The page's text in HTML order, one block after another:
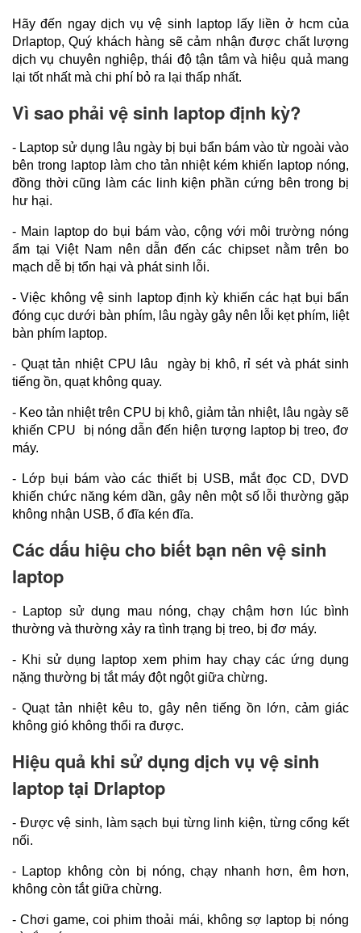
Hãy đến ngay dịch vụ vệ sinh laptop lấy liền ở hcm của
Drlaptop, Quý khách hàng sẽ cảm nhận được chất lượng
dịch vụ chuyên nghiệp, thái độ tận tâm và hiệu quả mang
lại tốt nhất mà chi phí bỏ ra lại thấp nhất.
Vì sao phải vệ sinh laptop định kỳ?
- Laptop sử dụng lâu ngày bị bụi bẩn bám vào từ ngoài vào
bên trong laptop làm cho tản nhiệt kém khiến laptop nóng,
đồng thời cũng làm các linh kiện phần cứng bên trong bị
hư hại.
- Main laptop do bụi bám vào, cộng với môi trường nóng
ẩm tại Việt Nam nên dẫn đến các chipset nằm trên bo
mạch dễ bị tổn hại và phát sinh lỗi.
- Việc không vệ sinh laptop định kỳ khiến các hạt bụi bẩn
đóng cục dưới bàn phím, lâu ngày gây nên lỗi kẹt phím, liệt
bàn phím laptop.
- Quạt tản nhiệt CPU lâu  ngày bị khô, rỉ sét và phát sinh
tiếng ồn, quạt không quay.
- Keo tản nhiệt trên CPU bị khô, giảm tản nhiệt, lâu ngày sẽ
khiến CPU  bị nóng dẫn đến hiện tượng laptop bị treo, đơ
máy.
- Lớp bụi bám vào các thiết bị USB, mắt đọc CD, DVD
khiến chức năng kém dần, gây nên một số lỗi thường gặp
không nhận USB, ổ đĩa kén đĩa.
Các dấu hiệu cho biết bạn nên vệ sinh
laptop
- Laptop sử dụng mau nóng, chạy chậm hơn lúc bình
thường và thường xảy ra tình trạng bị treo, bị đơ máy.
- Khi sử dụng laptop xem phim hay chạy các ứng dụng
nặng thường bị tắt máy đột ngột giữa chừng.
- Quạt tản nhiệt kêu to, gây nên tiếng ồn lớn, cảm giác
không gió không thổi ra được.
Hiệu quả khi sử dụng dịch vụ vệ sinh
laptop tại Drlaptop
- Được vệ sinh, làm sạch bụi từng linh kiện, từng cổng kết
nối.
- Laptop không còn bị nóng, chạy nhanh hơn, êm hơn,
không còn tắt giữa chừng.
- Chơi game, coi phim thoải mái, không sợ laptop bị nóng